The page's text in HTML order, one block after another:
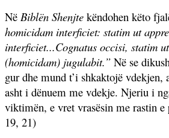
Në Biblën Shenjte këndohen këto
homicidam interficiet: statim ut
interficiet...Cognatus occisi, statim
(homicidam) jugulabit.” Në se
gur dhe mund t’i shkaktojë vdekjen,
asht i dënuem me vdekje. Njeriu i
viktimën, e vret vrasësin me rastin
19, 21)